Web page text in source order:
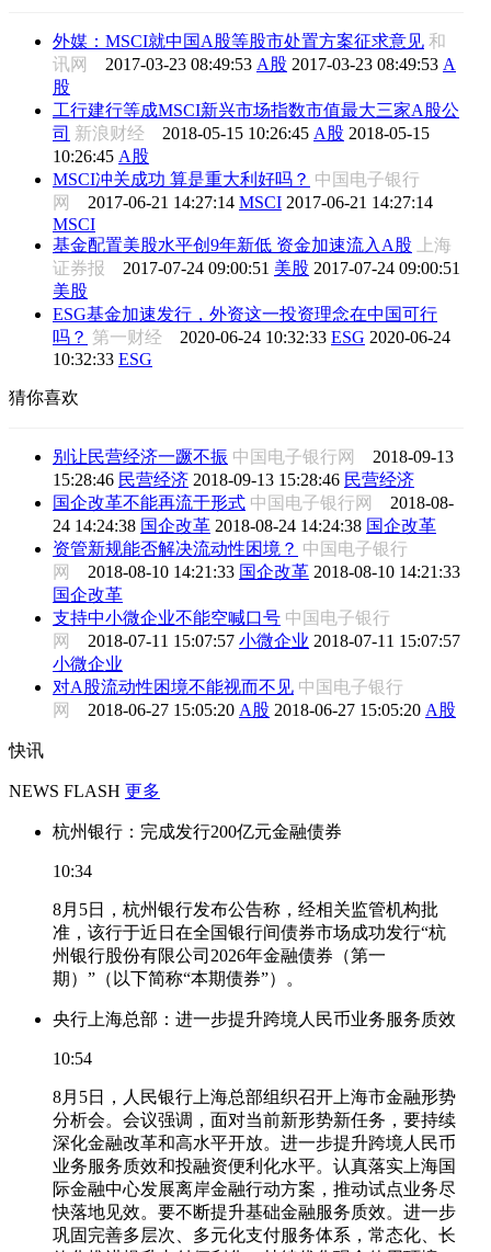
外媒：MSCI就中国A股等股市处置方案征求意见 和
讯网 2017-03-23 08:49:53 A股 2017-03-23 08:49:53 A
股
工行建行等成MSCI新兴市场指数市值最大三家A股公
司 新浪财经 2018-05-15 10:26:45 A股 2018-05-15
10:26:45 A股
MSCI冲关成功 算是重大利好吗？ 中国电子银行
网 2017-06-21 14:27:14 MSCI 2017-06-21 14:27:14
MSCI
基金配置美股水平创9年新低 资金加速流入A股
上海
证券报 2017-07-24 09:00:51 美股 2017-07-24 09:00:51
美股
ESG基金加速发行，外资这一投资理念在中国可行
吗？ 第一财经 2020-06-24 10:32:33 ESG 2020-06-24
10:32:33 ESG
猜你喜欢
别让民营经济一蹶不振 中国电子银行网 2018-09-13
15:28:46 民营经济 2018-09-13 15:28:46 民营经济
国企改革不能再流于形式 中国电子银行网 2018-08-
24 14:24:38 国企改革 2018-08-24 14:24:38 国企改革
资管新规能否解决流动性困境？ 中国电子银行
网 2018-08-10 14:21:33 国企改革 2018-08-10 14:21:33
国企改革
支持中小微企业不能空喊口号 中国电子银行
网 2018-07-11 15:07:57 小微企业 2018-07-11 15:07:57
小微企业
对A股流动性困境不能视而不见 中国电子银行
网 2018-06-27 15:05:20 A股 2018-06-27 15:05:20 A股
快讯
NEWS FLASH 更多
杭州银行：完成发行200亿元金融债券
10:34
8月5日，杭州银行发布公告称，经相关监管机构批
准，该行于近日在全国银行间债券市场成功发行“杭
州银行股份有限公司2026年金融债券（第一
期）”（以下简称“本期债券”）。
央行上海总部：进一步提升跨境人民币业务服务质效
10:54
8月5日，人民银行上海总部组织召开上海市金融形势
分析会。会议强调，面对当前新形势新任务，要持续
深化金融改革和高水平开放。进一步提升跨境人民币
业务服务质效和投融资便利化水平。认真落实上海国
际金融中心发展离岸金融行动方案，推动试点业务尽
快落地见效。要不断提升基础金融服务质效。进一步
巩固完善多层次、多元化支付服务体系，常态化、长